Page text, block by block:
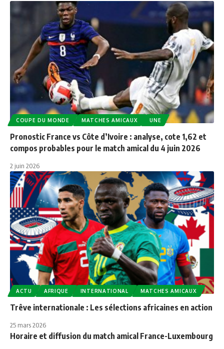
COUPE DU MONDE MATCHES AMICAUX UNE
Pronostic France vs Côte d’Ivoire : analyse, cote 1,62 et
compos probables pour le match amical du 4 juin 2026
2 juin 2026
ACTU AFRIQUE INTERNATIONAL MATCHES AMICAUX
Trêve internationale : Les sélections africaines en action
25 mars 2026
Horaire et diffusion du match amical France-Luxembourg